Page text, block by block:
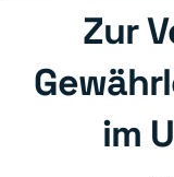
Zur
im